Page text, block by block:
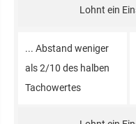
... Abstand weniger
als 2/10 des halben
Tacho­wertes